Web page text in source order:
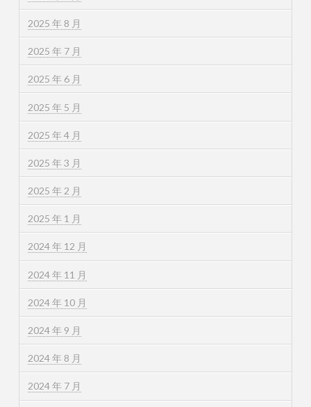
2025 年 8 月
2025 年 7 月
2025 年 6 月
2025 年 5 月
2025 年 4 月
2025 年 3 月
2025 年 2 月
2025 年 1 月
2024 年 12 月
2024 年 11 月
2024 年 10 月
2024 年 9 月
2024 年 8 月
2024 年 7 月